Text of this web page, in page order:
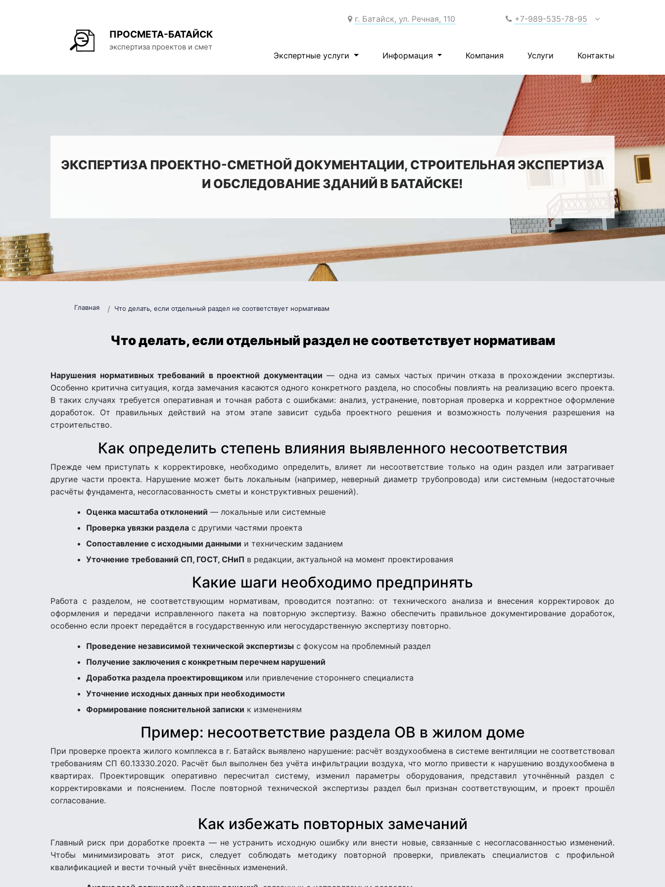
ПРОСМЕТА-БАТАЙСК
экспертиза проектов и смет
г. Батайск, ул. Речная, 110 +7-989-535-78-95
Экспертные услуги Информация Компания Услуги Контакты
ЭКСПЕРТИЗА ПРОЕКТНО-СМЕТНОЙ ДОКУМЕНТАЦИИ, СТРОИТЕЛЬНАЯ ЭКСПЕРТИЗА
И ОБСЛЕДОВАНИЕ ЗДАНИЙ В БАТАЙСКЕ!
Главная Что делать, если отдельный раздел не соответствует нормативам
Что делать, если отдельный раздел не соответствует нормативам
Нарушения нормативных требований в проектной документации — одна из самых частых причин отказа в прохождении экспертизы.
Особенно критична ситуация, когда замечания касаются одного конкретного раздела, но способны повлиять на реализацию всего проекта.
В таких случаях требуется оперативная и точная работа с ошибками: анализ, устранение, повторная проверка и корректное оформление
доработок. От правильных действий на этом этапе зависит судьба проектного решения и возможность получения разрешения на
строительство.
Как определить степень влияния выявленного несоответствия
Прежде чем приступать к корректировке, необходимо определить, влияет ли несоответствие только на один раздел или затрагивает
другие части проекта. Нарушение может быть локальным (например, неверный диаметр трубопровода) или системным (недостаточные
расчёты фундамента, несогласованность сметы и конструктивных решений).
Оценка масштаба отклонений — локальные или системные
Проверка увязки раздела с другими частями проекта
Сопоставление с исходными данными и техническим заданием
Уточнение требований СП, ГОСТ, СНиП в редакции, актуальной на момент проектирования
Какие шаги необходимо предпринять
Работа с разделом, не соответствующим нормативам, проводится поэтапно: от технического анализа и внесения корректировок до
оформления и передачи исправленного пакета на повторную экспертизу. Важно обеспечить правильное документирование доработок,
особенно если проект передаётся в государственную или негосударственную экспертизу повторно.
Проведение независимой технической экспертизы с фокусом на проблемный раздел
Получение заключения с конкретным перечнем нарушений
Доработка раздела проектировщиком или привлечение стороннего специалиста
Уточнение исходных данных при необходимости
Формирование пояснительной записки к изменениям
Пример: несоответствие раздела ОВ в жилом доме
При проверке проекта жилого комплекса в г. Батайск выявлено нарушение: расчёт воздухообмена в системе вентиляции не соответствовал
требованиям СП 60.13330.2020. Расчёт был выполнен без учёта инфильтрации воздуха, что могло привести к нарушению воздухообмена в
квартирах. Проектировщик оперативно пересчитал систему, изменил параметры оборудования, представил уточнённый раздел с
корректировками и пояснением. После повторной технической экспертизы раздел был признан соответствующим, и проект прошёл
согласование.
Как избежать повторных замечаний
Главный риск при доработке проекта — не устранить исходную ошибку или внести новые, связанные с несогласованностью изменений.
Чтобы минимизировать этот риск, следует соблюдать методику повторной проверки, привлекать специалистов с профильной
квалификацией и вести точный учёт внесённых изменений.